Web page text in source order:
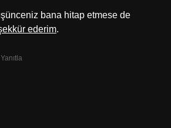
bana hitap etmese de
ederim.
Yanıtla